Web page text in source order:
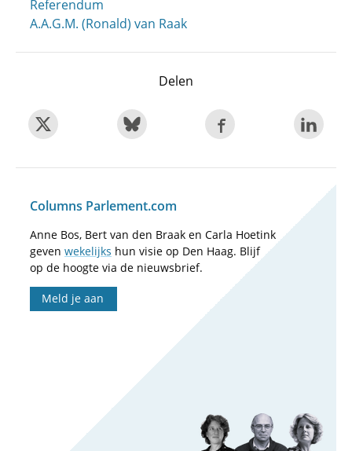
Referendum
A.A.G.M. (Ronald) van Raak
Delen
Columns Parlement.com
Anne Bos, Bert van den Braak en Carla Hoetink
geven wekelijks hun visie op Den Haag. Blijf
op de hoogte via de nieuwsbrief.
Meld je aan